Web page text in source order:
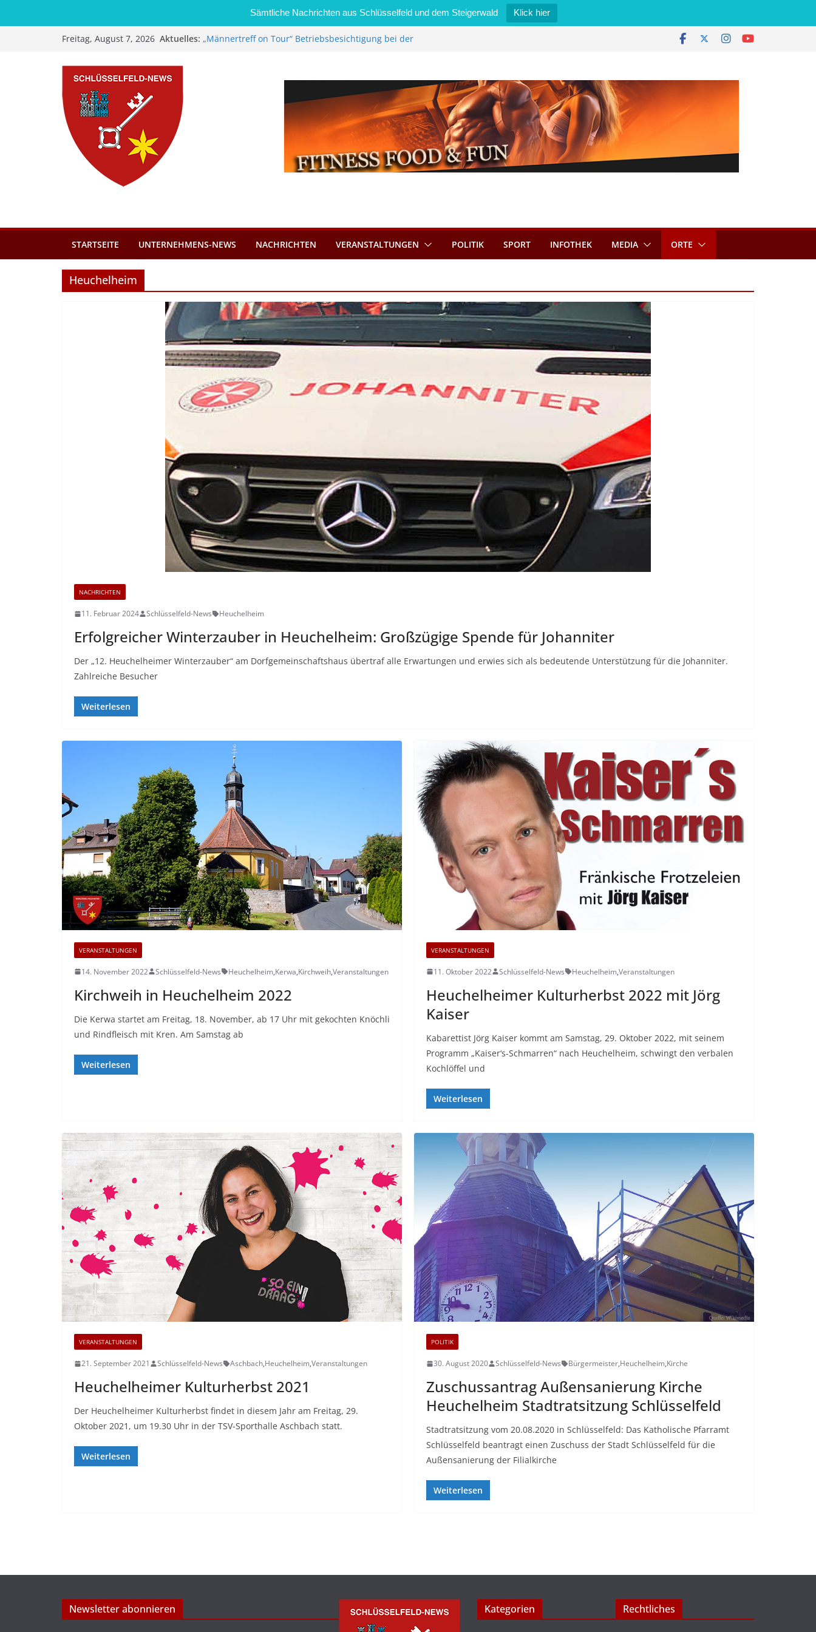
Sämtliche Nachrichten aus Schlüsselfeld und dem Steigerwald Klick hier
Freitag, August 7, 2026 Aktuelles: „Männertreff on Tour“ Betriebsbesichtigung bei der
Stadt Schlüsselfeld bietet Online-Anmeldung für
Dieseldiebstahl im Wert von 600 Euro
STARTSEITE UNTERNEHMENS-NEWS NACHRICHTEN VERANSTALTUNGEN POLITIK SPORT INFOTHEK MEDIA ORTE
Heuchelheim
NACHRICHTEN
11. Februar 2024 Schlüsselfeld-News Heuchelheim
Erfolgreicher Winterzauber in Heuchelheim: Großzügige Spende für Johanniter
Der „12. Heuchelheimer Winterzauber“ am Dorfgemeinschaftshaus übertraf alle Erwartungen und erwies sich als bedeutende Unterstützung für die Johanniter.
Zahlreiche Besucher
Weiterlesen
VERANSTALTUNGEN
14. November 2022 Schlüsselfeld-News Heuchelheim,Kerwa,Kirchweih,Veranstaltungen
Kirchweih in Heuchelheim 2022
Die Kerwa startet am Freitag, 18. November, ab 17 Uhr mit gekochten Knöchli
und Rindfleisch mit Kren. Am Samstag ab
Weiterlesen
VERANSTALTUNGEN
11. Oktober 2022 Schlüsselfeld-News Heuchelheim,Veranstaltungen
Heuchelheimer Kulturherbst 2022 mit Jörg
Kaiser
Kabarettist Jörg Kaiser kommt am Samstag, 29. Oktober 2022, mit seinem
Programm „Kaiser‘s-Schmarren“ nach Heuchelheim, schwingt den verbalen
Kochlöffel und
Weiterlesen
VERANSTALTUNGEN
21. September 2021 Schlüsselfeld-News Aschbach,Heuchelheim,Veranstaltungen
Heuchelheimer Kulturherbst 2021
Der Heuchelheimer Kulturherbst findet in diesem Jahr am Freitag, 29.
Oktober 2021, um 19.30 Uhr in der TSV-Sporthalle Aschbach statt.
Weiterlesen
POLITIK
30. August 2020 Schlüsselfeld-News Bürgermeister,Heuchelheim,Kirche
Zuschussantrag Außensanierung Kirche
Heuchelheim Stadtratsitzung Schlüsselfeld
Stadtratsitzung vom 20.08.2020 in Schlüsselfeld: Das Katholische Pfarramt
Schlüsselfeld beantragt einen Zuschuss der Stadt Schlüsselfeld für die
Außensanierung der Filialkirche
Weiterlesen
Newsletter abonnieren Kategorien Rechtliches